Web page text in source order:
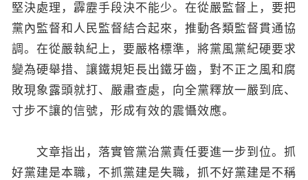
堅決處理，霹靂手段決不能少。在從嚴監督上，要把
黨內監督和人民監督結合起來，推動各類監督貫通協
調。在從嚴執紀上，要嚴格標準，將黨風黨紀硬要求
變為硬舉措、讓鐵規矩長出鐵牙齒，對不正之風和腐
敗現象露頭就打、嚴肅查處，向全黨釋放一嚴到底、
寸步不讓的信號，形成有效的震懾效應。
文章指出，落實管黨治黨責任要進一步到位。抓
好黨建是本職，不抓黨建是失職，抓不好黨建是不稱